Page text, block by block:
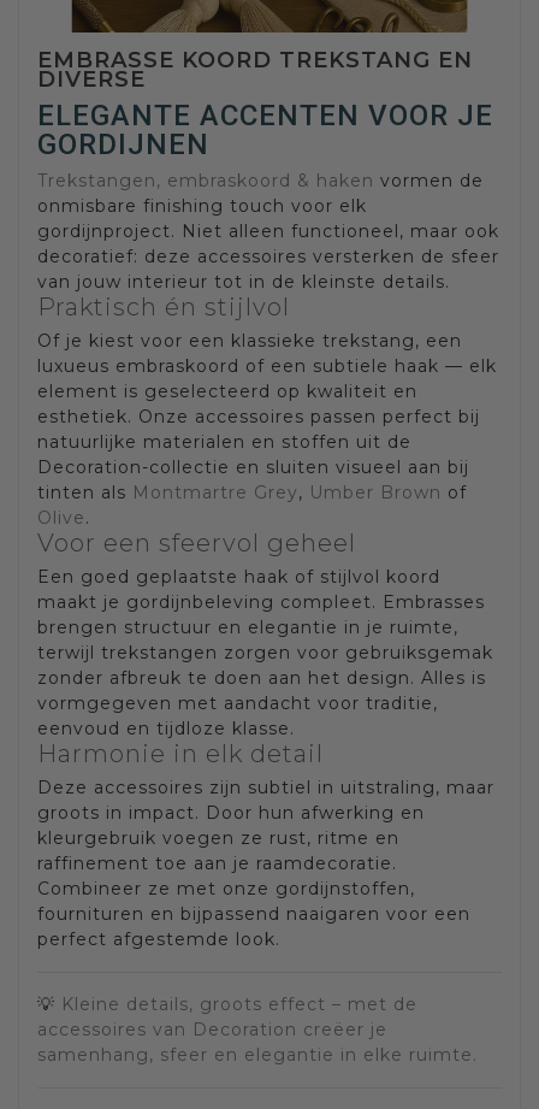
EMBRASSE KOORD TREKSTANG EN
DIVERSE
ELEGANTE ACCENTEN VOOR JE
GORDIJNEN
Trekstangen, embraskoord & haken vormen de
onmisbare finishing touch voor elk
gordijnproject. Niet alleen functioneel, maar ook
decoratief: deze accessoires versterken de sfeer
van jouw interieur tot in de kleinste details.
Praktisch én stijlvol
Of je kiest voor een klassieke trekstang, een
luxueus embraskoord of een subtiele haak — elk
element is geselecteerd op kwaliteit en
esthetiek. Onze accessoires passen perfect bij
natuurlijke materialen en stoffen uit de
Decoration-collectie en sluiten visueel aan bij
tinten als Montmartre Grey, Umber Brown of
Olive.
Voor een sfeervol geheel
Een goed geplaatste haak of stijlvol koord
maakt je gordijnbeleving compleet. Embrasses
brengen structuur en elegantie in je ruimte,
terwijl trekstangen zorgen voor gebruiksgemak
zonder afbreuk te doen aan het design. Alles is
vormgegeven met aandacht voor traditie,
eenvoud en tijdloze klasse.
Harmonie in elk detail
Deze accessoires zijn subtiel in uitstraling, maar
groots in impact. Door hun afwerking en
kleurgebruik voegen ze rust, ritme en
raffinement toe aan je raamdecoratie.
Combineer ze met onze gordijnstoffen,
fournituren en bijpassend naaigaren voor een
perfect afgestemde look.
💡 Kleine details, groots effect – met de
accessoires van Decoration creëer je
samenhang, sfeer en elegantie in elke ruimte.